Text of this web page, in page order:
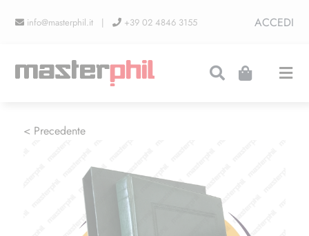
info@masterphil.it | +39 02 4846 3155 ACCEDI
LINEA COLLEZIONISMO
< Precedente